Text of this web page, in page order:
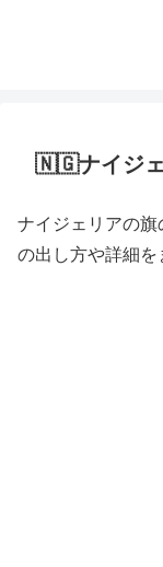
🇳🇬ナイジェ
ナイジェリアの
の出し方や詳細を